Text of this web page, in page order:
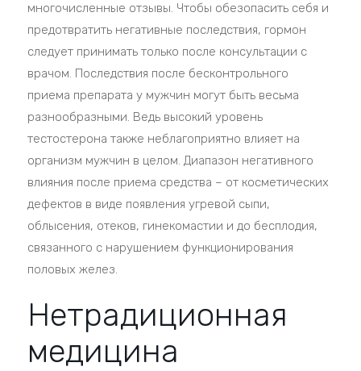
многочисленные отзывы. Чтобы обезопасить себя и
предотвратить негативные последствия, гормон
следует принимать только после консультации с
врачом. Последствия после бесконтрольного
приема препарата у мужчин могут быть весьма
разнообразными. Ведь высокий уровень
тестостерона также неблагоприятно влияет на
организм мужчин в целом. Диапазон негативного
влияния после приема средства – от косметических
дефектов в виде появления угревой сыпи,
облысения, отеков, гинекомастии и до бесплодия,
связанного с нарушением функционирования
половых желез.
Нетрадиционная
медицина